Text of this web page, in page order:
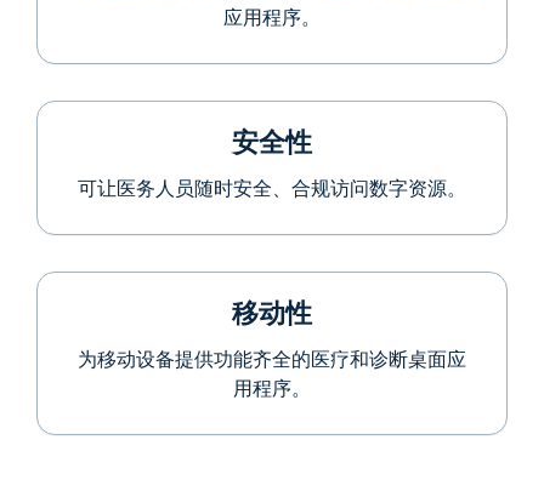
应用程序。
安全性
可让医务人员随时安全、合规访问数字资源。
移动性
为移动设备提供功能齐全的医疗和诊断桌面应
用程序。